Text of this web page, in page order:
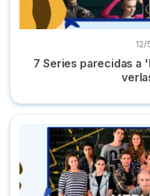
12/
7 Series parecidas a
Dónde ver 'Merlí' online, la